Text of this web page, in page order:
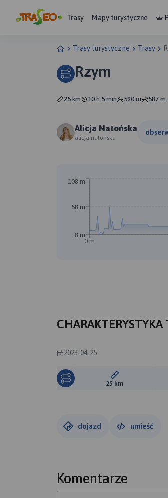
Trasy Mapy turystyczne
Trasy turystyczne Trasy
Rzym
25 km 10 h 5 min 590 m 587 m
Alicja Natońska
alicja.natonska
0 m
8 m
58 m
108 m
CHARAKTERYSTYKA
2023-04-25
Długość trasy:
25 km
dojazd umieść
Komentarze